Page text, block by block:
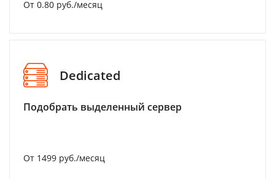
От 0.80 руб./месяц
Dedicated
Подобрать выделенный сервер
От 1499 руб./месяц